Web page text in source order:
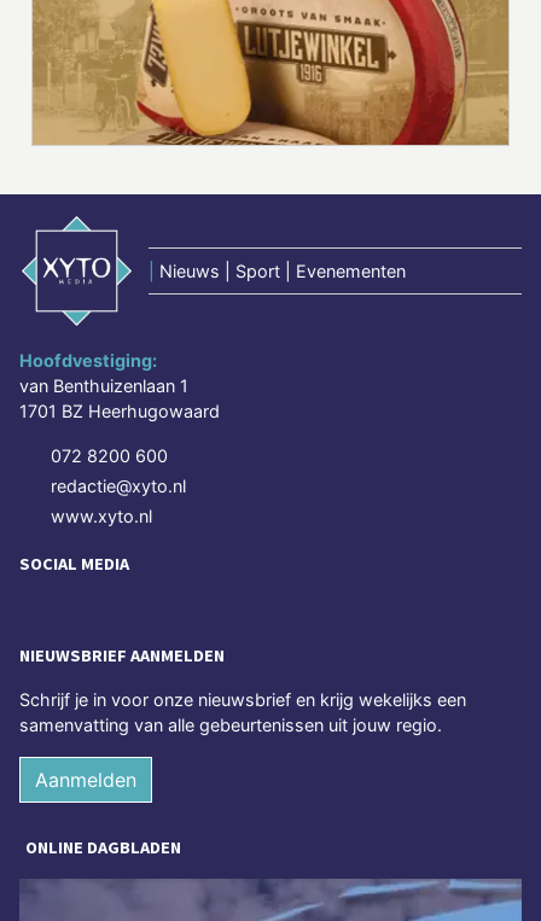
Nieuws | Sport | Evenementen
Hoofdvestiging:
van Benthuizenlaan 1
1701 BZ Heerhugowaard
072 8200 600
redactie@xyto.nl
www.xyto.nl
SOCIAL MEDIA
NIEUWSBRIEF AANMELDEN
Schrijf je in voor onze nieuwsbrief en krijg wekelijks een
samenvatting van alle gebeurtenissen uit jouw regio.
Aanmelden
ONLINE DAGBLADEN